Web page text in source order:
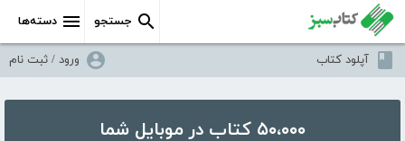
دسته‌ها جستجو
آپلود کتاب ورود / ثبت نام
۵۰،۰۰۰ کتاب در موبایل شما